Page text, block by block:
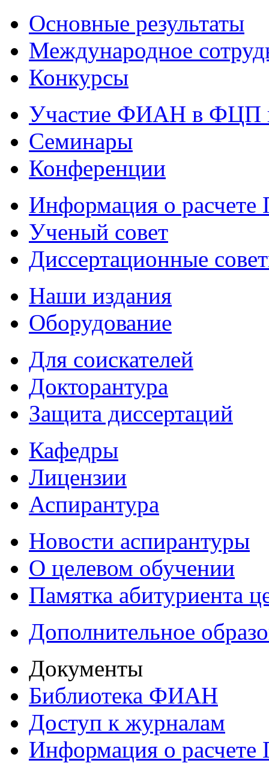
Основные результаты
Международное
Конкурсы
Участие ФИАН в ФЦП
Семинары
Конференции
Информация о
Ученый совет
Диссертационные
Наши издания
Оборудование
Для соискателей
Докторантура
Защита диссертаций
Кафедры
Лицензии
Аспирантура
Новости аспирантуры
О целевом обучении
Памятка абитуриента
Дополнительное
Документы
Библиотека ФИАН
Доступ к журналам
Информация о